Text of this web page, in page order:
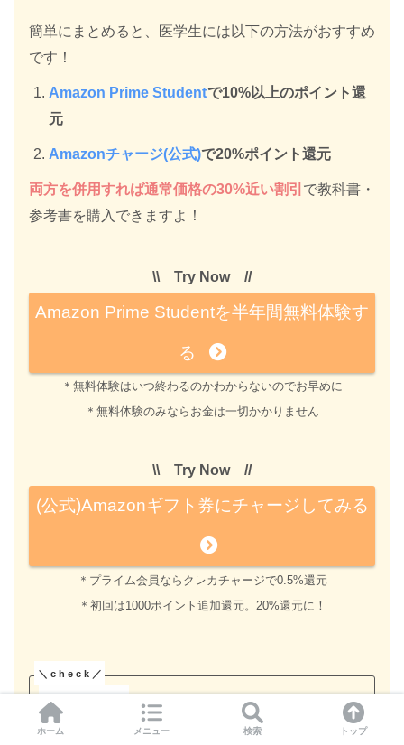
簡単にまとめると、医学生には以下の方法がおすすめ
です！
Amazon Prime Studentで10%以上のポイント還
元
Amazonチャージ(公式)で20%ポイント還元
両方を併用すれば通常価格の30%近い割引 で教科書・
参考書を購入できますよ！
\\ Try Now //
Amazon Prime Studentを半年間無料体験す
る
＊無料体験はいつ終わるのかわからないのでお早めに
＊無料体験のみならお金は一切かかりません
\\ Try Now //
(公式)Amazonギフト券にチャージしてみる
＊プライム会員ならクレカチャージで0.5%還元
＊初回は1000ポイント追加還元。20%還元に！
【必見】医学生のためのAmazon Prime
Student超有効活用法
ホーム メニュー 検索 トップ